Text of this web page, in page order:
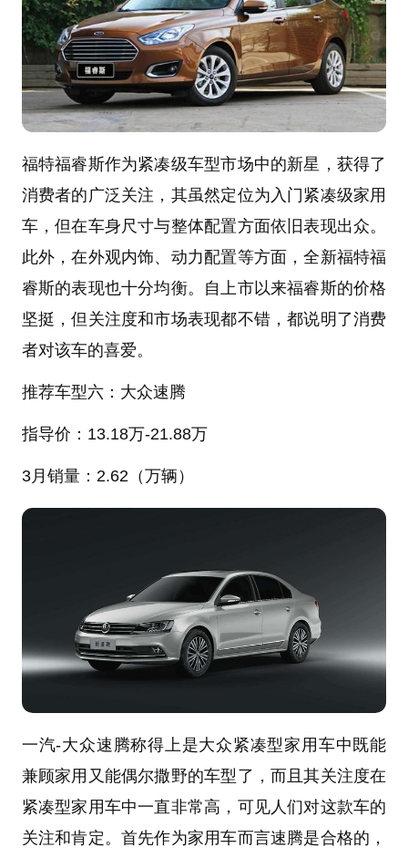
福特福睿斯作为紧凑级车型市场中的新星，获得了
消费者的广泛关注，其虽然定位为入门紧凑级家用
车，但在车身尺寸与整体配置方面依旧表现出众。
此外，在外观内饰、动力配置等方面，全新福特福
睿斯的表现也十分均衡。自上市以来福睿斯的价格
坚挺，但关注度和市场表现都不错，都说明了消费
者对该车的喜爱。
推荐车型六：大众速腾
指导价： 13.18万-21.88万
3月销量： 2.62（万辆）
一汽-大众速腾称得上是大众紧凑型家用车中既能
兼顾家用又能偶尔撒野的车型了，而且其关注度在
紧凑型家用车中一直非常高，可见人们对这款车的
关注和肯定。首先作为家用车而言速腾是合格的，